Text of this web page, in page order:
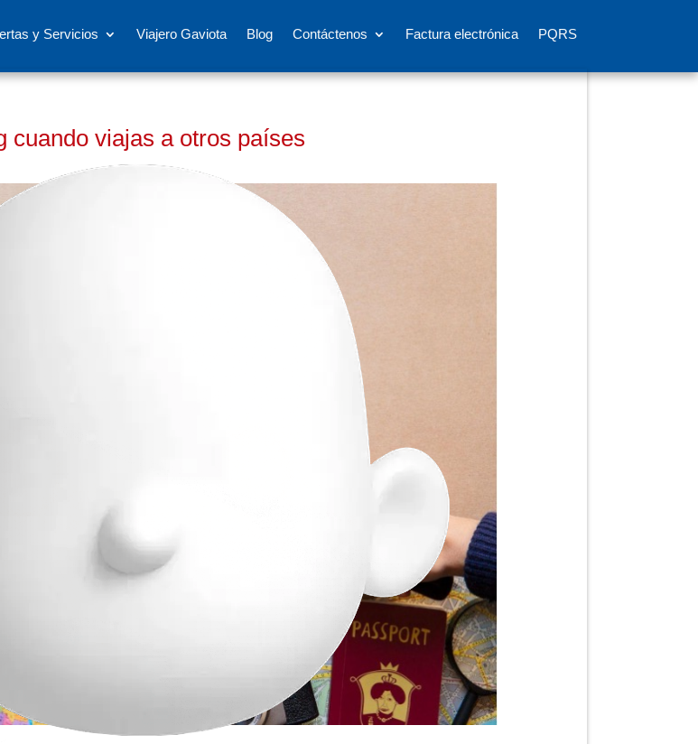
y Servicios Viajero Gaviota Blog Contáctenos Factura electrónica PQRS
cuando viajas a otros países